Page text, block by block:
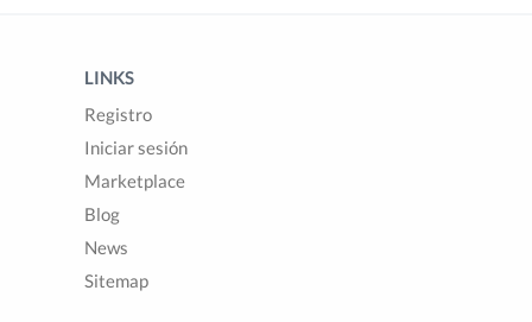
LINKS
Registro
Iniciar sesión
Marketplace
Blog
News
Sitemap